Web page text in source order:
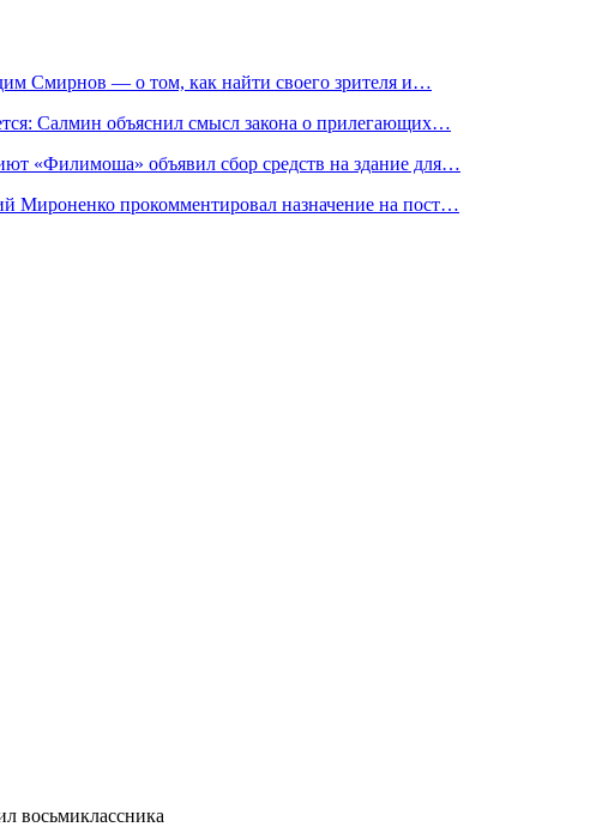
Смирнов — о том, как найти своего зрителя и…
Салмин объяснил смысл закона о прилегающих…
«Филимоша» объявил сбор средств на здание для…
прокомментировал назначение на пост…
восьмиклассника